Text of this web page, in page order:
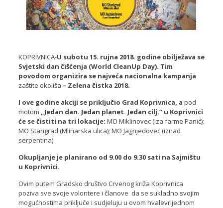
KOPRIVNICA-U subotu 15. rujna 2018. godineobilježava se
Svjetski dan čišćenja (World CleanUp Day). Tim
povodom organizira se najveća nacionalna kampanja
zaštite okoliša – Zelena čistka 2018.
I ove godine akciji se priključio Grad Koprivnica, a pod
motom
Jedan dan. Jedan planet. Jedan cilj.“ u Koprivnici
će se čistiti na tri lokacije: MO Miklinovec (iza farme Panić);
MO Starigrad (Mlinarska ulica); MO Jagnjedovec (iznad
serpentina).
Okupljanje je planirano od 9.00 do 9.30 sati na Sajmištu
u Koprivnici.
Ovim putem Gradsko društvo Crvenog križa Koprivnica
poziva sve svoje volontere i članove da se sukladno svojim
mogućnostima priključe i sudjeluju u ovom hvalevrijednom